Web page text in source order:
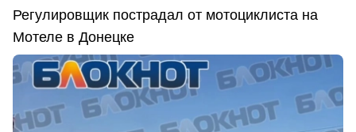
Регулировщик пострадал от мотоциклиста на
Мотеле в Донецке